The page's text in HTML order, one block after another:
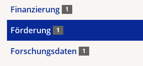
Finanzierung 1
Förderung 1
Forschungsdaten 1